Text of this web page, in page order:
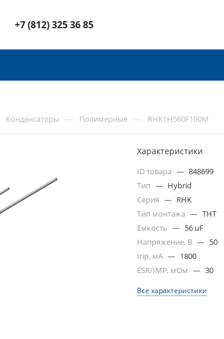
+7 (812) 325 36 85
Конденсаторы — Полимерные — RHK1H560F100M
Характеристики
ID товара — 848699
Тип — Hybrid
Серия — RHK
Тип монтажа — THT
Емкость — 56 uF
Напряжение, В — 50
Irip, мА — 1800
ESR/IMP, мОм — 30
Все характеристики